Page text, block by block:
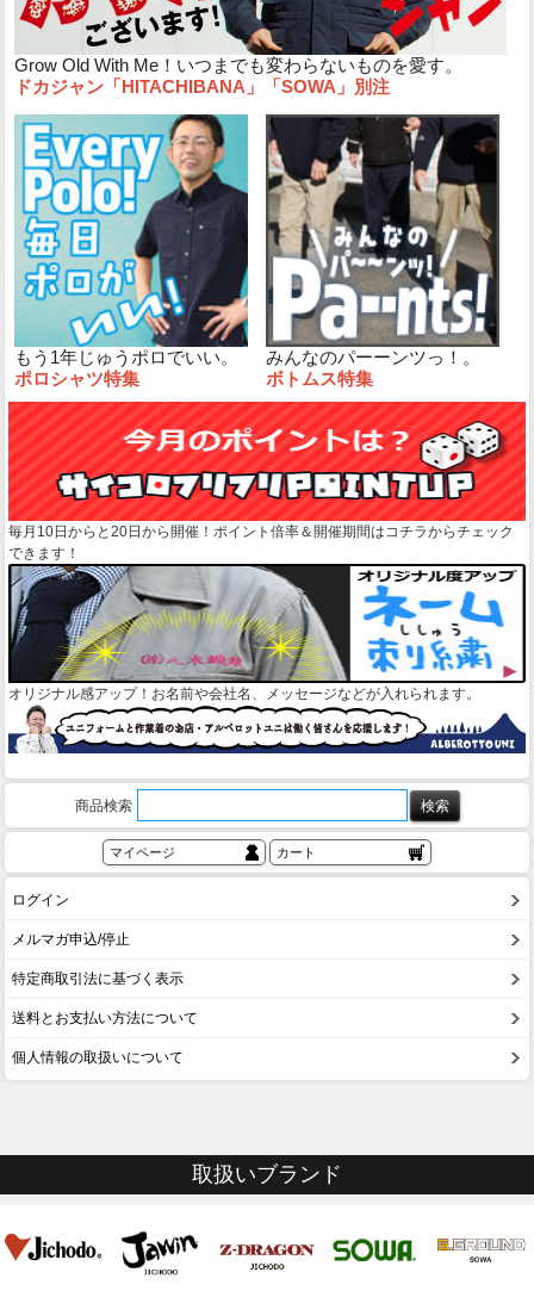
Grow Old With Me！いつまでも変わらないものを愛す。
ドカジャン「HITACHIBANA」「SOWA」別注
もう1年じゅうポロでいい。
ポロシャツ特集
みんなのパーーンツっ！。
ボトムス特集
毎月10日からと20日から開催！ポイント倍率＆開催期間はコチラからチェック
できます！
オリジナル感アップ！お名前や会社名、メッセージなどが入れられます。
商品検索
マイページ カート
ログイン
メルマガ申込/停止
特定商取引法に基づく表示
送料とお支払い方法について
個人情報の取扱いについて
取扱いブランド